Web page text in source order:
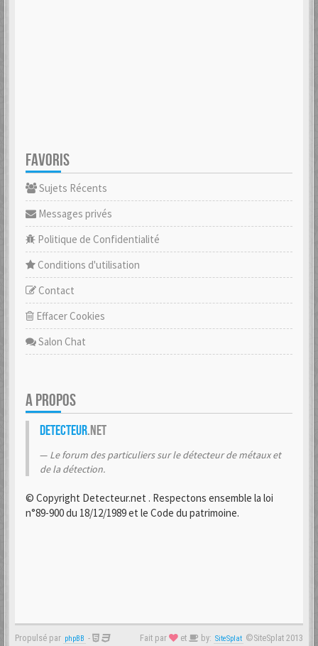
FAVORIS
Sujets Récents
Messages privés
Politique de Confidentialité
Conditions d'utilisation
Contact
Effacer Cookies
Salon Chat
A PROPOS
Detecteur.net
Le forum des particuliers sur le détecteur de métaux et
de la détection.
© Copyright Detecteur.net . Respectons ensemble la loi
n°89-900 du 18/12/1989 et le Code du patrimoine.
Propulsé par phpBB - Fait par et by: SiteSplat ©SiteSplat 2013